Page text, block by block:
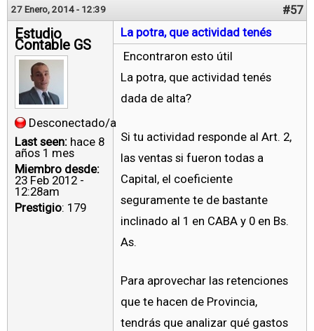
27 Enero, 2014 - 12:39 #57
Estudio
Contable GS
Desconectado/a
Last seen: hace 8
años 1 mes
Miembro desde:
23 Feb 2012 -
12:28am
Prestigio: 179
La potra, que actividad tenés
Encontraron esto útil
La potra, que actividad tenés
dada de alta?
Si tu actividad responde al Art. 2,
las ventas si fueron todas a
Capital, el coeficiente
seguramente te de bastante
inclinado al 1 en CABA y 0 en Bs.
As.
Para aprovechar las retenciones
que te hacen de Provincia,
tendrás que analizar qué gastos